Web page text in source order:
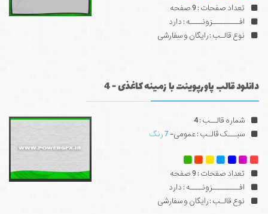
تعداد صفحات : 9 صفحه
افـــــــــزونــــه : دارد
نوع قالـب : رایگان و سفارشی
دانلود قالب پاورپوینت با زمینه کاغذی - 4
شماره قالــب : 4
سبـــک قالـب : عمومی-7 رنگ
تعداد صفحات : 9 صفحه
افـــــــــزونــــه : دارد
نوع قالـب : رایگان و سفارشی